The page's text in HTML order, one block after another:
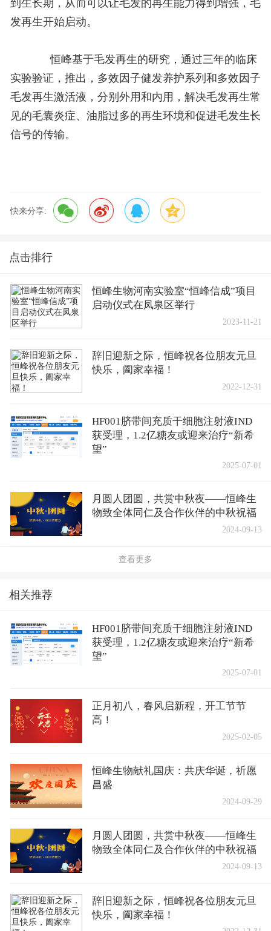
到生长期，从而可以让毛发的再生能力得到增强，毛
发再生开始启动。
恒峰基于毛发再生的研究，通过三年的临床
实验验证，推出，多效因子健发养护系列和多效因子
毛发再生激活液，分别外用和内用，解决毛发再生常
见的毛囊炎症、油脂过多的再生环境和促进毛发生长
信号的传输。
快来分享:
点击排行
恒峰生物河南实验室“恒峰信成”项目
启动仪式在凤泉区举行
2023-11-21
辞旧迎新之际，恒峰祝各位朋友元旦
快乐，阖家幸福！
2022-12-31
HF001脐带间充质干细胞注射液IND
获受理，1.2亿糖友或迎来治疗“新希
望”
2025-07-01
月圆人团圆，共赏中秋夜——恒峰生
物致全体同仁及合作伙伴的中秋祝福
2024-09-13
查看更多
相关推荐
HF001脐带间充质干细胞注射液IND
获受理，1.2亿糖友或迎来治疗“新希
望”
2025-07-01
正月初八，春风启新程，开工节节
高！
2025-02-05
恒峰生物献礼国庆：共庆华诞，祈愿
昌盛
2024-09-29
月圆人团圆，共赏中秋夜——恒峰生
物致全体同仁及合作伙伴的中秋祝福
2024-09-13
辞旧迎新之际，恒峰祝各位朋友元旦
快乐，阖家幸福！